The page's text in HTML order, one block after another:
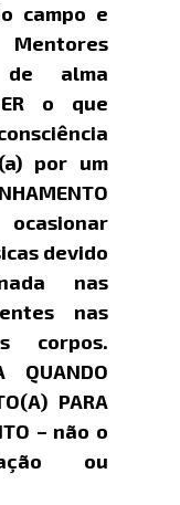
campo e
alma
o que
consciência
por um
devido
nas
nas
corpos.
QUANDO
PARA
– não o
ou